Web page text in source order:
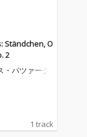
Ständchen, O
2
・パツァーク
1 track